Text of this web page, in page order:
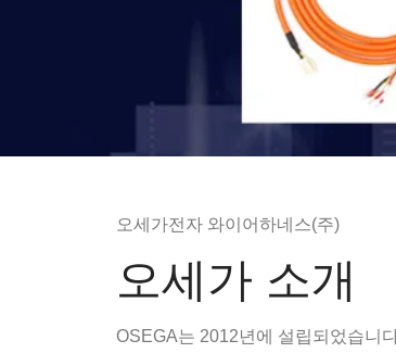
오세가전자 와이어하네스(주)
오세가 소개
OSEGA는 2012년에 설립되었습니